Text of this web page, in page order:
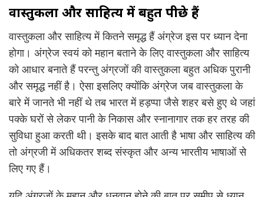
वास्तुकला और साहित्य में बहुत पीछे हैं
वास्तुकला और साहित्य में कितने समृद्ध हैं अंग्रेज इस पर ध्यान देना
होगा। अंग्रेज स्वयं को महान बताने के लिए वास्तुकला और साहित्य
को आधार बनाते हैं परन्तु अंग्रजों की वास्तुकला बहुत अधिक पुरानी
और समृद्ध नहीं है। ऐसा इसलिए क्योंकि अंग्रेज जब वास्तुकला के
बारे में जानते भी नहीं थे तब भारत में हड़प्पा जैसे शहर बसे हुए थे जहां
पक्के घरों से लेकर पानी के निकास और स्नानागार तक हर तरह की
सुविधा हुआ करती थी। इसके बाद बात आती है भाषा और साहित्य की
तो अंग्रजी में अधिकतर शब्द संस्कृत और अन्य भारतीय भाषाओं से
लिए गए हैं।